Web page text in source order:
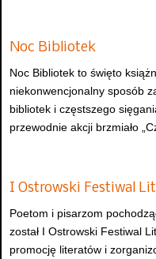
Noc Bibliotek
Noc Bibliotek to święto
niekonwencjonalny sposób
bibliotek i częstszego
przewodnie akcji brzmiało
I Ostrowski Festiwal
Poetom i pisarzom
został I Ostrowski Festiwal
promocję literatów i